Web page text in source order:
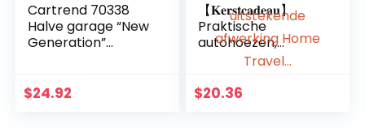
Cartrend 70338
Halve garage “New
Generation”
andere modellen,
$24.92
【𝐊𝐞𝐫𝐬𝐭𝐜𝐚𝐝𝐞𝐚𝐮】
Praktische
autohoezen,
krasbestendigheid
autohoes,
$20.36